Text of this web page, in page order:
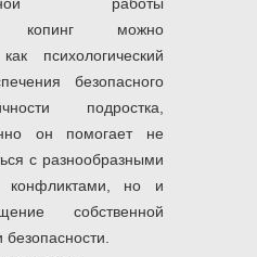
копинг можно
психологический
безопасного
подростка,
он помогает не
с разнообразными
конфликтами, но и
собственной